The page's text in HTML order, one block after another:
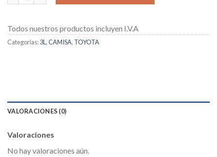
Todos nuestros productos incluyen I.V.A
Categorías:3L ,CAMISA, TOYOTA
VALORACIONES (0)
Valoraciones
No hay valoraciones aún.